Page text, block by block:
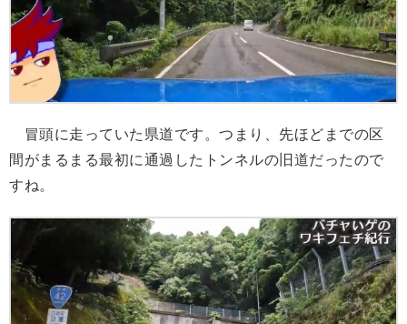
冒頭に走っていた県道です。つまり、先ほどまでの区
間がまるまる最初に通過したトンネルの旧道だったので
すね。